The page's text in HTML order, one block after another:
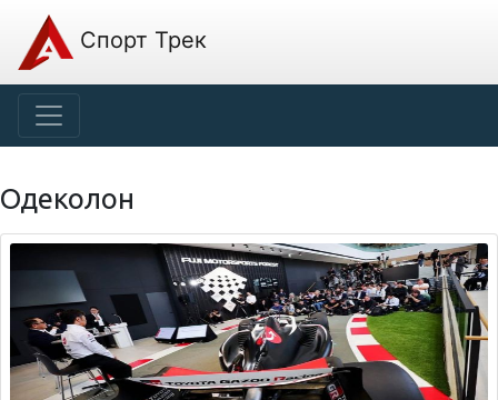
Спорт Трек
Одеколон